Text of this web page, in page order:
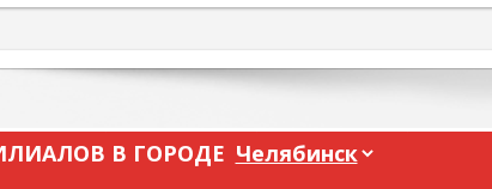
В ГОРОДЕ